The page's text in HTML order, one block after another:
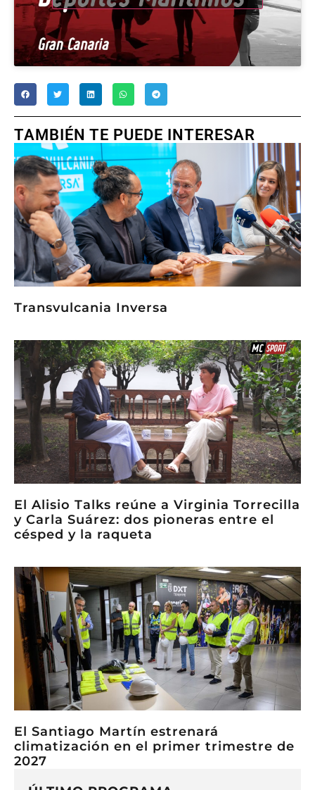
TAMBIÉN TE PUEDE INTERESAR
Transvulcania Inversa
El Alisio Talks reúne a Virginia Torrecilla
y Carla Suárez: dos pioneras entre el
césped y la raqueta
El Santiago Martín estrenará
climatización en el primer trimestre de
2027